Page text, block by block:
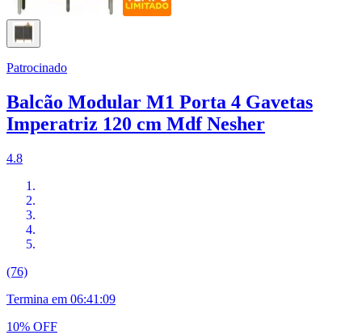
Patrocinado
Balcão Modular M1 Porta 4 Gavetas
Imperatriz 120 cm Mdf Nesher
4.8
(76)
Termina em 06:41:08
10% OFF